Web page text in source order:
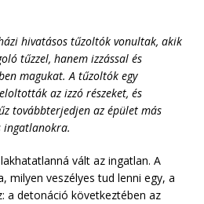
hivatásos tűzoltók vonultak, akik
tűzzel, hanem izzással és
magukat. A tűzoltók egy
az izzó részeket, és
továbbterjedjen az épület más
ingatlanokra.
vált az ingatlan. A
milyen veszélyes tud lenni egy, a
a detonáció következtében az